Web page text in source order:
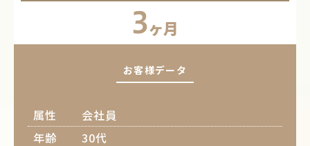
3ヶ月
お客様データ
属性
会社員
年齢
30代